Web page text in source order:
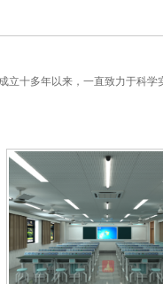
十多年以来，一直致力于科